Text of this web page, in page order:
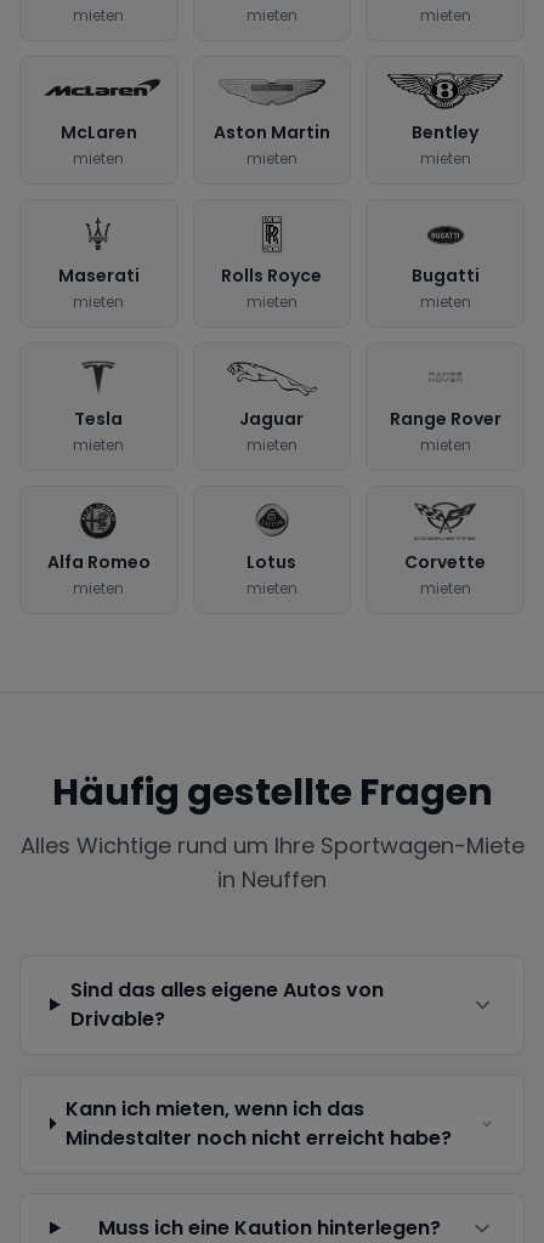
mieten mieten mieten
McLaren
mieten
Aston Martin
mieten
Bentley
mieten
Maserati
mieten
Rolls Royce
mieten
Bugatti
mieten
Tesla
mieten
Jaguar
mieten
Range Rover
mieten
Alfa Romeo
mieten
Lotus
mieten
Corvette
mieten
Häufig gestellte Fragen
Alles Wichtige rund um Ihre Sportwagen-Miete
in Neuffen
Sind das alles eigene Autos von
Drivable?
Kann ich mieten, wenn ich das
Mindestalter noch nicht erreicht habe?
Muss ich eine Kaution hinterlegen?